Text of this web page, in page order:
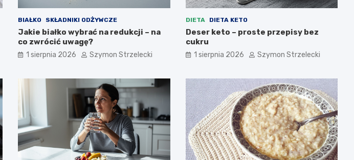
BIAŁKO SKŁADNIKI ODŻYWCZE
Jakie białko wybrać na redukcji – na
co zwrócić uwagę?
1 sierpnia 2026 Szymon Strzelecki
DIETA DIETA KETO
Deser keto – proste przepisy bez
cukru
1 sierpnia 2026 Szymon Strzelecki